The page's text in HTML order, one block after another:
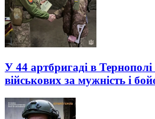
У 44 артбригаді в
військових за мужність і